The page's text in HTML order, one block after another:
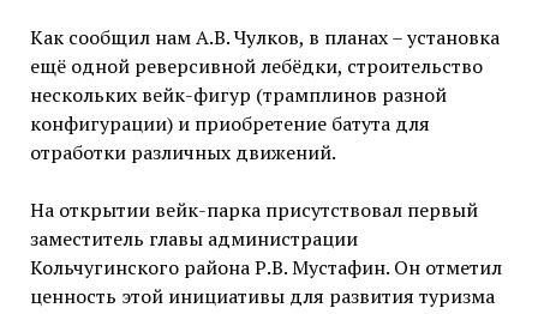
Как сообщил нам А.В. Чулков, в планах – установка
ещё одной реверсивной лебёдки, строительство
нескольких вейк-фигур (трамплинов разной
конфигурации) и приобретение батута для
отработки различных движений.
На открытии вейк-парка присутствовал первый
заместитель главы администрации
Кольчугинского района Р.В. Мустафин. Он отметил
ценность этой инициативы для развития туризма